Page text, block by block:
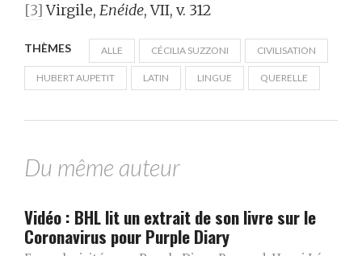
[3]Virgile, Enéide, VII, v. 312
THÈMES ALLE CÉCILIA SUZZONI CIVILISATION
HUBERT AUPETIT LATIN LINGUE QUERELLE
Du même auteur
Vidéo : BHL lit un extrait de son livre sur le
Coronavirus pour Purple Diary